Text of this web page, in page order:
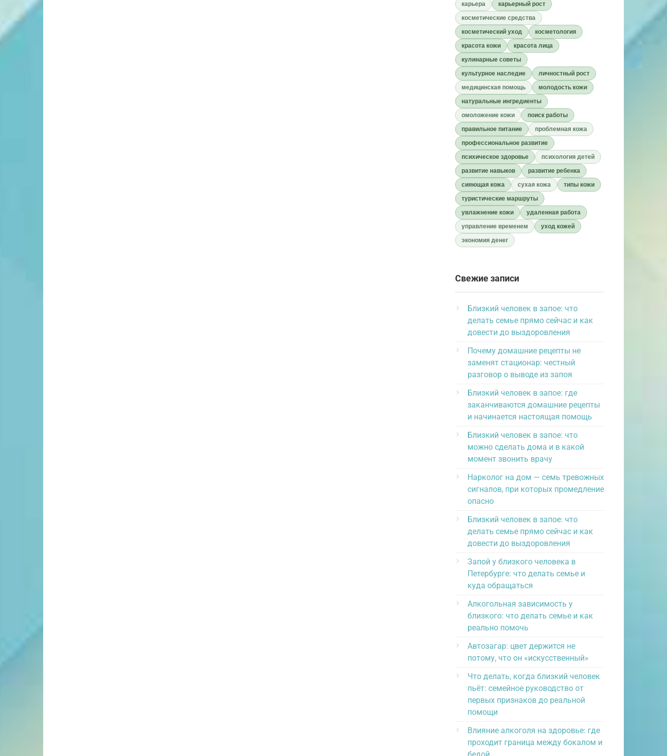
карьера
карьерный рост
косметические средства
косметический уход
косметология
красота кожи
красота лица
кулинарные советы
культурное наследие
личностный рост
медицинская помощь
молодость кожи
натуральные ингредиенты
омоложение кожи
поиск работы
правильное питание
проблемная кожа
профессиональное развитие
психическое здоровье
психология детей
развитие навыков
развитие ребенка
сияющая кожа
сухая кожа
типы кожи
туристические маршруты
увлажнение кожи
удаленная работа
управление временем
уход кожей
экономия денег
Свежие записи
Близкий человек в запое: что
делать семье прямо сейчас и как
довести до выздоровления
Почему домашние рецепты не
заменят стационар: честный
разговор о выводе из запоя
Близкий человек в запое: где
заканчиваются домашние рецепты
и начинается настоящая помощь
Близкий человек в запое: что
можно сделать дома и в какой
момент звонить врачу
Нарколог на дом — семь тревожных
сигналов, при которых промедление
опасно
Близкий человек в запое: что
делать семье прямо сейчас и как
довести до выздоровления
Запой у близкого человека в
Петербурге: что делать семье и
куда обращаться
Алкогольная зависимость у
близкого: что делать семье и как
реально помочь
Автозагар: цвет держится не
потому, что он «искусственный»
Что делать, когда близкий человек
пьёт: семейное руководство от
первых признаков до реальной
помощи
Влияние алкоголя на здоровье: где
проходит граница между бокалом и